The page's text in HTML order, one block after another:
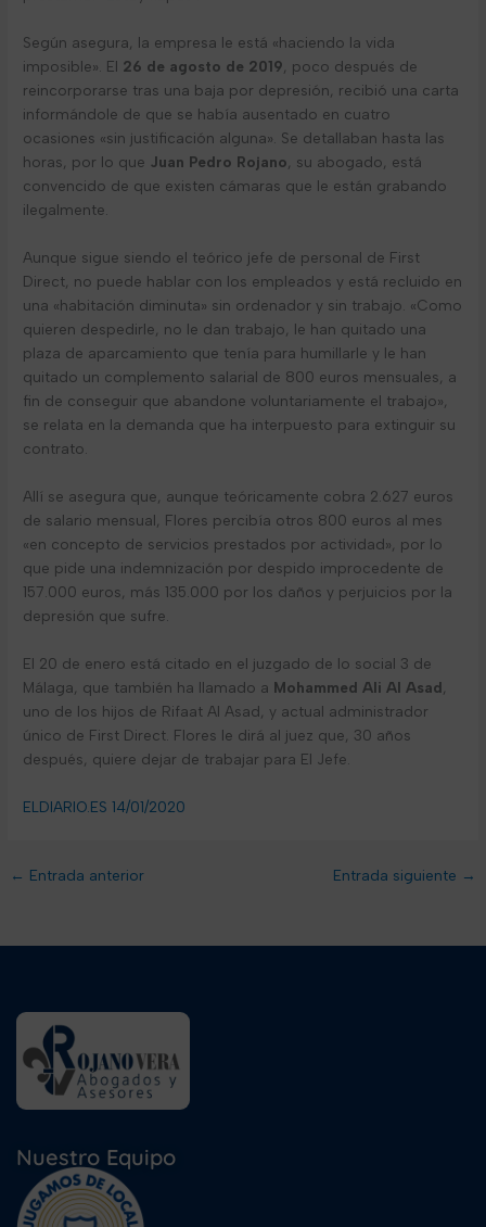
Según asegura, la empresa le está «haciendo la vida
imposible». El 26 de agosto de 2019, poco después de
reincorporarse tras una baja por depresión, recibió una carta
informándole de que se había ausentado en cuatro
ocasiones «sin justificación alguna». Se detallaban hasta las
horas, por lo que Juan Pedro Rojano, su abogado, está
convencido de que existen cámaras que le están grabando
ilegalmente.
Aunque sigue siendo el teórico jefe de personal de First
Direct, no puede hablar con los empleados y está recluido en
una «habitación diminuta» sin ordenador y sin trabajo. «Como
quieren despedirle, no le dan trabajo, le han quitado una
plaza de aparcamiento que tenía para humillarle y le han
quitado un complemento salarial de 800 euros mensuales, a
fin de conseguir que abandone voluntariamente el trabajo»,
se relata en la demanda que ha interpuesto para extinguir su
contrato.
Allí se asegura que, aunque teóricamente cobra 2.627 euros
de salario mensual, Flores percibía otros 800 euros al mes
«en concepto de servicios prestados por actividad», por lo
que pide una indemnización por despido improcedente de
157.000 euros, más 135.000 por los daños y perjuicios por la
depresión que sufre.
El 20 de enero está citado en el juzgado de lo social 3 de
Málaga, que también ha llamado a Mohammed Ali Al Asad
uno de los hijos de Rifaat Al Asad, y actual administrador
único de First Direct. Flores le dirá al juez que, 30 años
después, quiere dejar de trabajar para El Jefe.
ELDIARIO.ES 14/01/2020
← Entrada anterior Entrada siguiente →
Nuestro Equipo